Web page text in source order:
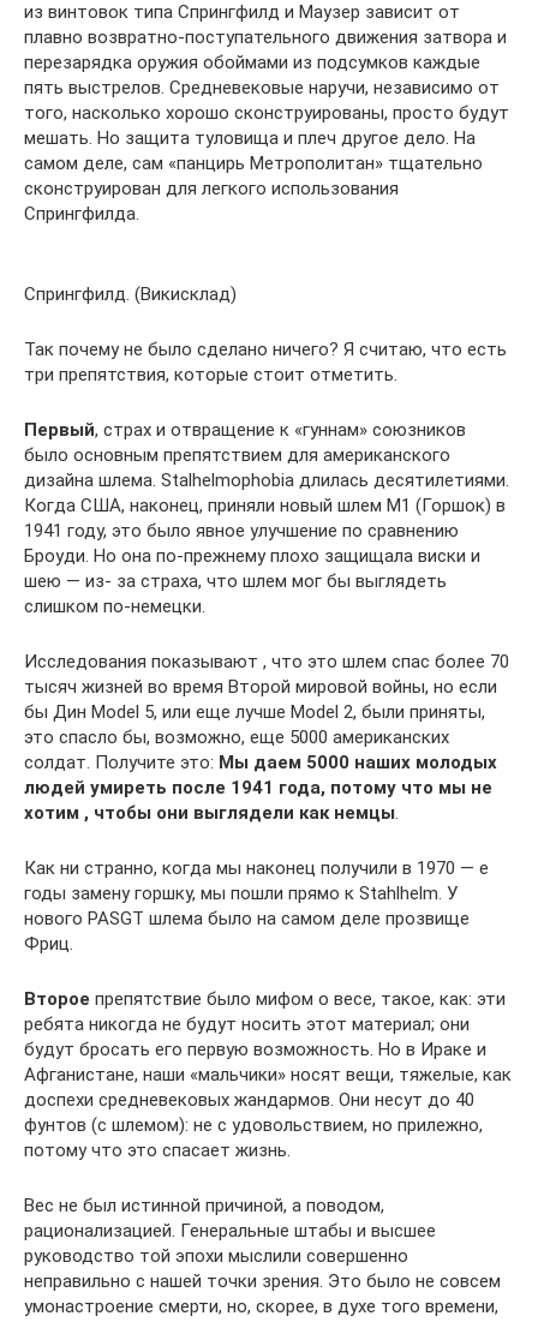
из винтовок типа Спрингфилд и Маузер зависит от
плавно возвратно-поступательного движения затвора и
перезарядка оружия обоймами из подсумков каждые
пять выстрелов. Средневековые наручи, независимо от
того, насколько хорошо сконструированы, просто будут
мешать. Но защита туловища и плеч другое дело. На
самом деле, сам «панцирь Метрополитан» тщательно
сконструирован для легкого использования
Спрингфилда.
Спрингфилд. (Викисклад)
Так почему не было сделано ничего? Я считаю, что есть
три препятствия, которые стоит отметить.
Первый, страх и отвращение к «гуннам» союзников
было основным препятствием для американского
дизайна шлема. Stalhelmophobia длилась десятилетиями.
Когда США, наконец, приняли новый шлем M1 (Горшок) в
1941 году, это было явное улучшение по сравнению
Броуди. Но она по-прежнему плохо защищала виски и
шею — из- за страха, что шлем мог бы выглядеть
слишком по-немецки.
Исследования показывают , что это шлем спас более 70
тысяч жизней во время Второй мировой войны, но если
бы Дин Model 5, или еще лучше Model 2, были приняты,
это спасло бы, возможно, еще 5000 американских
солдат. Получите это: Мы даем 5000 наших молодых
людей умиреть после 1941 года, потому что мы не
хотим , чтобы они выглядели как немцы.
Как ни странно, когда мы наконец получили в 1970 — е
годы замену горшку, мы пошли прямо к Stahlhelm. У
нового PASGT шлема было на самом деле прозвище
Фриц.
Второе препятствие было мифом о весе, такое, как: эти
ребята никогда не будут носить этот материал; они
будут бросать его первую возможность. Но в Ираке и
Афганистане, наши «мальчики» носят вещи, тяжелые, как
доспехи средневековых жандармов. Они несут до 40
фунтов (с шлемом): не с удовольствием, но прилежно,
потому что это спасает жизнь.
Вес не был истинной причиной, а поводом,
рационализацией. Генеральные штабы и высшее
руководство той эпохи мыслили совершенно
неправильно с нашей точки зрения. Это было не совсем
умонастроение смерти, но, скорее, в духе того времени,